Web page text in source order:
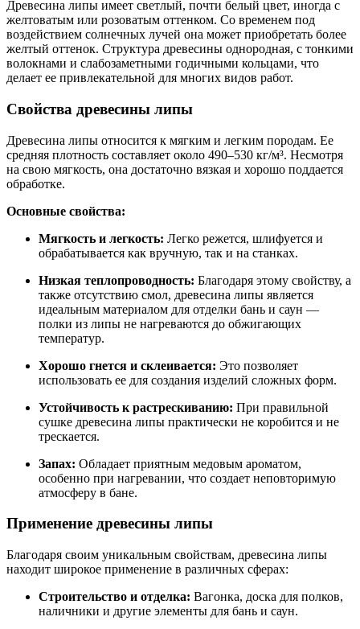
Древесина липы имеет светлый, почти белый цвет, иногда с
желтоватым или розоватым оттенком. Со временем под
воздействием солнечных лучей она может приобретать более
желтый оттенок. Структура древесины однородная, с тонкими
волокнами и слабозаметными годичными кольцами, что
делает ее привлекательной для многих видов работ.
Свойства древесины липы
Древесина липы относится к мягким и легким породам. Ее
средняя плотность составляет около 490–530 кг/м³. Несмотря
на свою мягкость, она достаточно вязкая и хорошо поддается
обработке.
Основные свойства:
Мягкость и легкость: Легко режется, шлифуется и
обрабатывается как вручную, так и на станках.
Низкая теплопроводность: Благодаря этому свойству, а
также отсутствию смол, древесина липы является
идеальным материалом для отделки бань и саун —
полки из липы не нагреваются до обжигающих
температур.
Хорошо гнется и склеивается: Это позволяет
использовать ее для создания изделий сложных форм.
Устойчивость к растрескиванию: При правильной
сушке древесина липы практически не коробится и не
трескается.
Запах: Обладает приятным медовым ароматом,
особенно при нагревании, что создает неповторимую
атмосферу в бане.
Применение древесины липы
Благодаря своим уникальным свойствам, древесина липы
находит широкое применение в различных сферах:
Строительство и отделка: Вагонка, доска для полков,
наличники и другие элементы для бань и саун.